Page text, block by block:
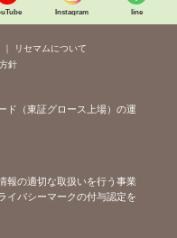
Instagram line
リセマムについて
針
ド（東証グロース上場）の運
報の適切な取扱いを行う事業
イバシーマークの付与認定を